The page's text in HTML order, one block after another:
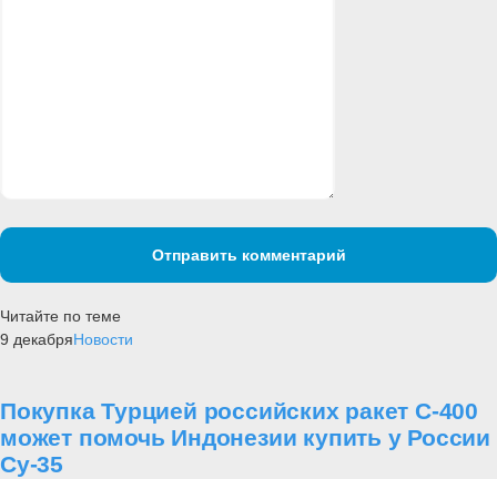
Отправить комментарий
Читайте по теме
9 декабряНовости
Покупка Турцией российских ракет С-400
может помочь Индонезии купить у России
Су-35